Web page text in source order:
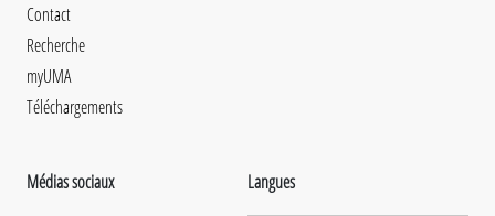
Contact
Recherche
myUMA
Téléchargements
Médias sociaux
Langues